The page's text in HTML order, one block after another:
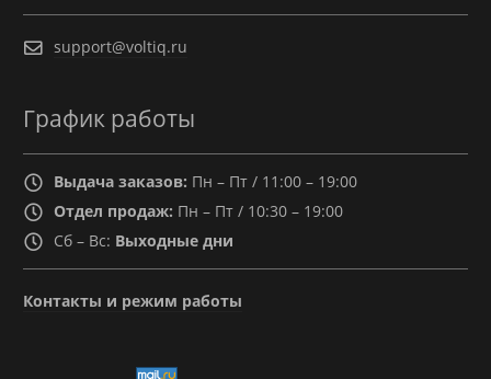
support@voltiq.ru
График работы
Выдача заказов: Пн – Пт / 11:00 – 19:00
Отдел продаж: Пн – Пт / 10:30 – 19:00
Сб – Вс: Выходные дни
Контакты и режим работы